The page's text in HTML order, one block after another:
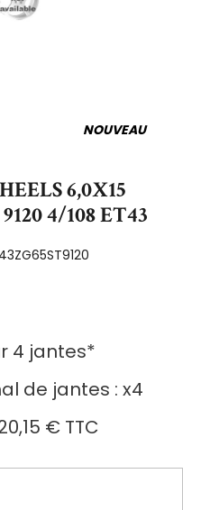
NOUVEAU
6,0X15
4/108 ET43
4 jantes*
de jantes : x4
€ TTC